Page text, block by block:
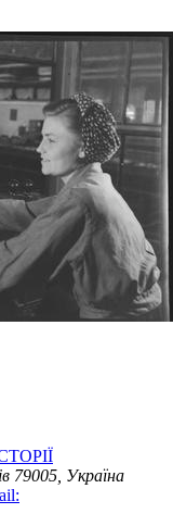
79005, Україна